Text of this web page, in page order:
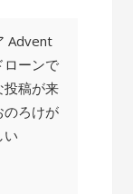
Advent
ローンで
投稿が来
のろけが
い